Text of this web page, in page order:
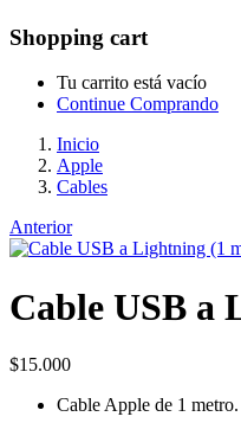
Shopping cart
Tu carrito está vacío
Continue Comprando
Inicio
Apple
Cables
Anterior
Cable USB a
$15.000
Cable Apple de 1 metro.